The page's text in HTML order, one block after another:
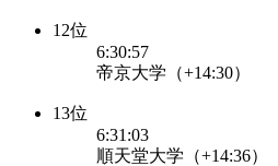
12位
6:30:57
帝京大学（+14:30）
13位
6:31:03
順天堂大学（+14:36）